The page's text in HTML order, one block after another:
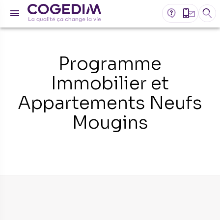
Programme
Immobilier et
Appartements Neufs
Mougins